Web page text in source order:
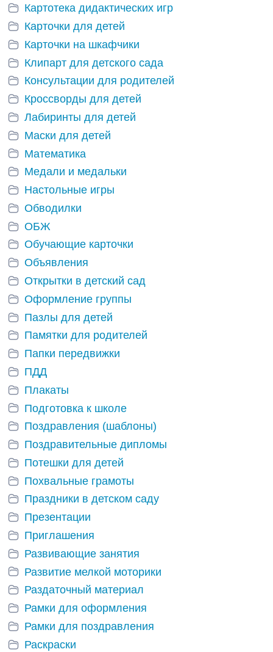
Картотека дидактических игр
Карточки для детей
Карточки на шкафчики
Клипарт для детского сада
Консультации для родителей
Кроссворды для детей
Лабиринты для детей
Маски для детей
Математика
Медали и медальки
Настольные игры
Обводилки
ОБЖ
Обучающие карточки
Объявления
Открытки в детский сад
Оформление группы
Пазлы для детей
Памятки для родителей
Папки передвижки
ПДД
Плакаты
Подготовка к школе
Поздравления (шаблоны)
Поздравительные дипломы
Потешки для детей
Похвальные грамоты
Праздники в детском саду
Презентации
Приглашения
Развивающие занятия
Развитие мелкой моторики
Раздаточный материал
Рамки для оформления
Рамки для поздравления
Раскраски